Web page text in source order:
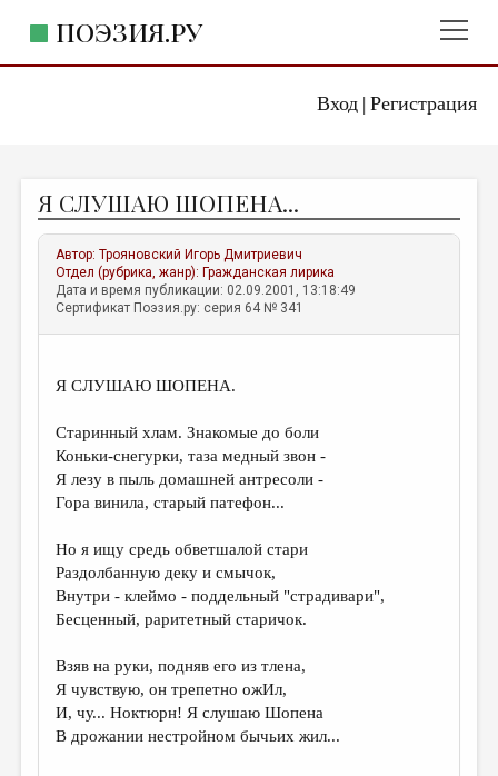
Вход| Регистрация
ПОЭЗИЯ.РУ
ЖАНРЫ
АВТОРЫ
КОММЕНТАРИИ
ЛИТСАЛОН
ОТДЕЛЫ И РУБРИКИ
ИЗБРАННОЕ
ПРОИЗВЕДЕНИЯ
ПЕРЕВОДЫ
ДЕТСКАЯ КОМНАТА
КНИЖНАЯ ПОЛКА
Я СЛУШАЮ ШОПЕНА...
Автор:Трояновский Игорь Дмитриевич
Отдел (рубрика, жанр): Гражданская лирика
Дата и время публикации: 02.09.2001, 13:18:49
Сертификат Поэзия.ру: серия 64 № 341
Я СЛУШАЮ ШОПЕНА.
Старинный хлам. Знакомые до боли
Коньки-снегурки, таза медный звон -
Я лезу в пыль домашней антресоли -
Гора винила, старый патефон...
Но я ищу средь обветшалой стари
Раздолбанную деку и смычок,
Внутри - клеймо - поддельный "страдивари",
Бесценный, раритетный старичок.
Взяв на руки, подняв его из тлена,
Я чувствую, он трепетно ожИл,
И, чу... Ноктюрн! Я слушаю Шопена
В дрожании нестройном бычьих жил...